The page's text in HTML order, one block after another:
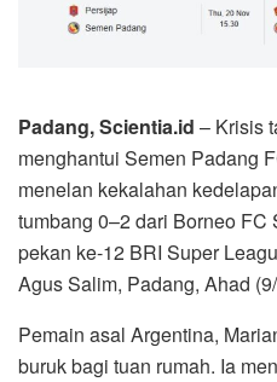
Padang, Scientia.id – Krisis
menghantui Semen Padang
menelan kekalahan
tumbang 0–2 dari Borneo
pekan ke-12 BRI Super
Agus Salim, Padang, Ahad
Pemain asal Argentina,
buruk bagi tuan rumah. Ia